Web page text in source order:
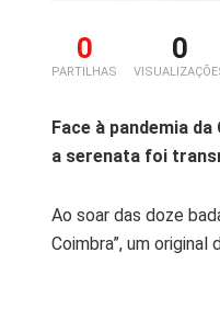
0
PARTILHAS
0
Face à pandemia
a serenata foi
Ao soar das doze
Coimbra”, um